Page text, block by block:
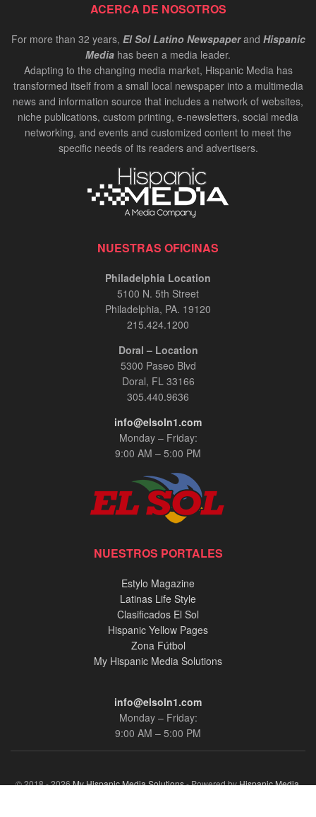
ACERCA DE NOSOTROS
For more than 32 years, El Sol Latino Newspaperand Hispanic
Media has been a media leader.
Adapting to the changing media market, Hispanic Media has
transformed itself from a small local newspaper into a multimedia
news and information source that includes a network of websites,
niche publications, custom printing, e-newsletters, social media
networking, and events and customized content to meet the
specific needs of its readers and advertisers.
NUESTRAS OFICINAS
Philadelphia Location
5100 N. 5th Street
Philadelphia, PA. 19120
215.424.1200
Doral – Location
5300 Paseo Blvd
Doral, FL 33166
305.440.9636
info@elsoln1.com
Monday – Friday:
9:00 AM – 5:00 PM
NUESTROS PORTALES
Estylo Magazine
Latinas Life Style
Clasificados El Sol
Hispanic Yellow Pages
Zona Fútbol
My Hispanic Media Solutions
info@elsoln1.com
Monday – Friday:
9:00 AM – 5:00 PM
© 2018 - 2026My Hispanic Media Solutions- Powered byHispanic Media,